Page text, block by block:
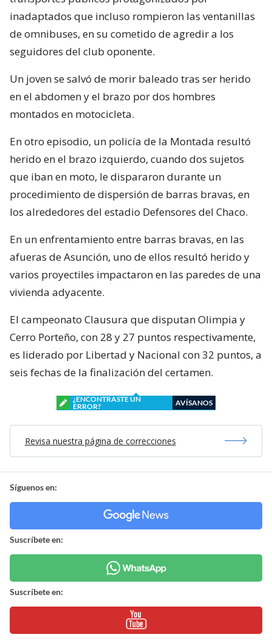
inadaptados que incluso rompieron las ventanillas
de omnibuses, en su cometido de agredir a los
seguidores del club oponente.
Un joven se salvó de morir baleado tras ser herido
en el abdomen y el brazo por dos hombres
montados en motocicleta.
En otro episodio, un policía de la Montada resultó
herido en el brazo izquierdo, cuando dos sujetos
que iban en moto, le dispararon durante un
procedimiento de dispersión de barras bravas, en
los alrededores del estadio Defensores del Chaco.
En un enfrentamiento entre barras bravas, en las
afueras de Asunción, uno de ellos resultó herido y
varios proyectiles impactaron en las paredes de una
vivienda adyacente.
El campeonato Clausura que disputan Olimpia y
Cerro Porteño, con 28 y 27 puntos respectivamente,
es liderado por Libertad y Nacional con 32 puntos, a
seis fechas de la finalización del certamen.
¿ENCONTRASTE UN
ERROR?
AVÍSANOS
Revisa nuestra página de correcciones
Síguenos en:
Suscríbete en:
Suscríbete en: